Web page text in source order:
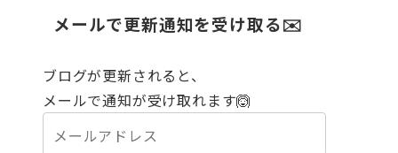
メールで更新通知を受け取る✉️
ブログが更新されると、
メールで通知が受け取れます🙆